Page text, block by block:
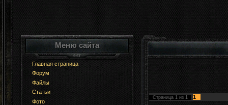
Меню сайта
Главная страница
Форум
Файлы
Статьи
Фото
Страница 1 из 1 1